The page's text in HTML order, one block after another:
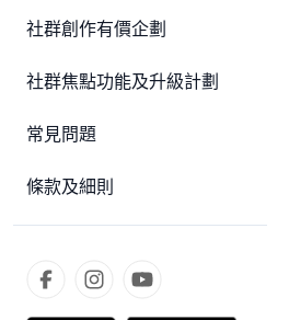
社群創作有價企劃
社群焦點功能及升級計劃
常見問題
條款及細則